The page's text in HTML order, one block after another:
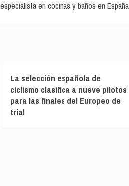
especialista en cocinas y baños en España
La selección española de
ciclismo clasifica a nueve pilotos
para las finales del Europeo de
trial